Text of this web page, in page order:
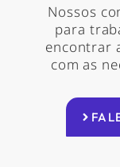
Nossos
para
encontrar
com as